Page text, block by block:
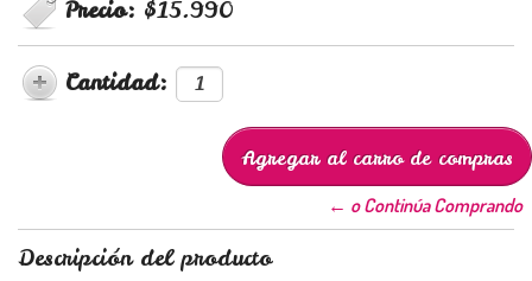
Precio: $15.990
Cantidad:
← o Continúa Comprando
Descripción del producto